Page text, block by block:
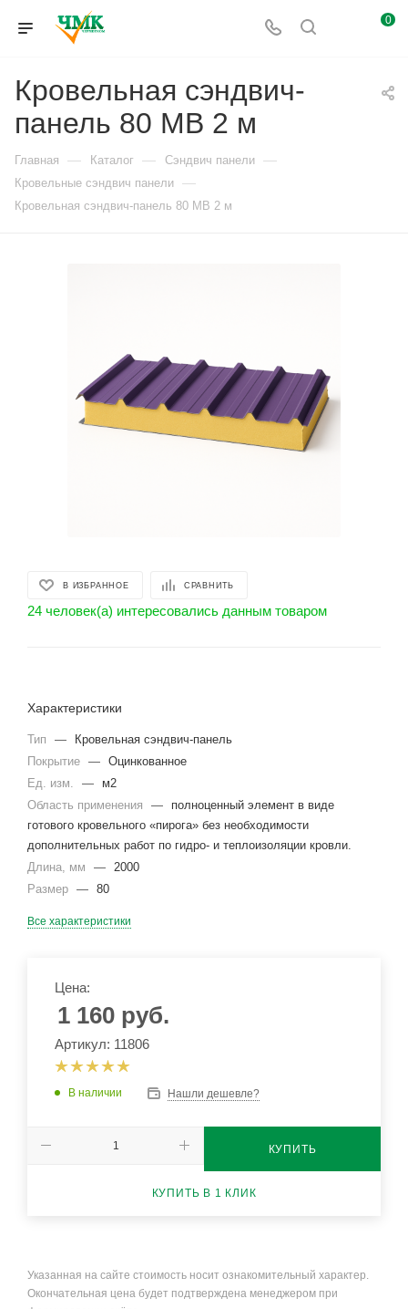
0
Кровельная сэндвич-
панель 80 МВ 2 м
Главная — Каталог — Сэндвич панели —
Кровельные сэндвич панели —
Кровельная сэндвич-панель 80 МВ 2 м
В ИЗБРАННОЕ СРАВНИТЬ
24 человек(а) интересовались данным товаром
Характеристики
Тип —
Кровельная сэндвич-панель
Покрытие — Оцинкованное
Ед. изм.
—
м2
Область применения
—
полноценный элемент в виде
готового кровельного «пирога» без необходимости
дополнительных работ по гидро- и теплоизоляции кровли.
Длина, мм
— 2000
Размер — 80
Все характеристики
Цена:
1 160 руб.
Артикул: 11806
В наличии Нашли дешевле?
КУПИТЬ
КУПИТЬ В 1 КЛИК
Указанная на сайте стоимость носит ознакомительный характер.
Окончательная цена будет подтверждена менеджером при